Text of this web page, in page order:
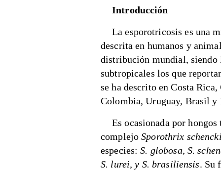
Introducción
La esporotricosis es una
descrita en humanos y
distribución mundial, siendo
subtropicales los que
se ha descrito en Costa
Colombia, Uruguay, Brasil y
Es ocasionada por
complejoSporothrix
especies: S. globosa, S.
S. lurei, y S. brasiliensis. Su